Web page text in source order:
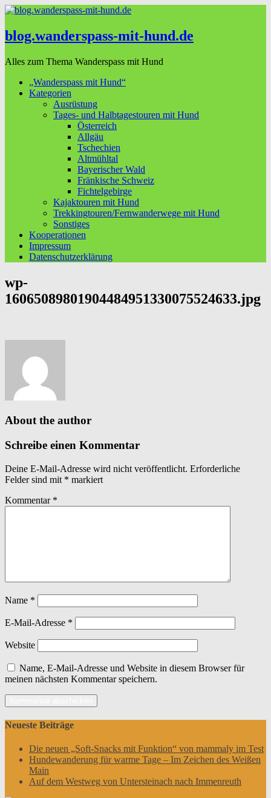
blog.wanderspass-mit-hund.de
Alles zum Thema Wanderspass mit Hund
„Wanderspass mit Hund“
Kategorien
Ausrüstung
Tages- und Halbtagestouren mit Hund
Österreich
Allgäu
Tschechien
Altmühltal
Bayerischer Wald
Fränkische Schweiz
Fichtelgebirge
Kajaktouren mit Hund
Trekkingtouren/Fernwanderwege mit Hund
Sonstiges
Kooperationen
Impressum
Datenschutzerklärung
wp-
16065089801904484951330075524633.jpg
About the author
Schreibe einen Kommentar
Deine E-Mail-Adresse wird nicht veröffentlicht. Erforderliche
Felder sind mit * markiert
Kommentar *
Name *
E-Mail-Adresse *
Website
Name, E-Mail-Adresse und Website in diesem Browser für
meinen nächsten Kommentar speichern.
Neueste Beiträge
Die neuen „Soft-Snacks mit Funktion“ von mammaly im Test
Hundewanderung für warme Tage – Im Zeichen des Weißen
Main
Auf dem Westweg von Untersteinach nach Immenreuth